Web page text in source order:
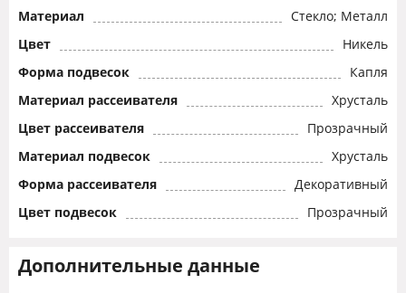
Материал
Стекло; Металл
Цвет
Никель
Форма подвесок
Капля
Материал рассеивателя
Хрусталь
Цвет рассеивателя
Прозрачный
Материал подвесок
Хрусталь
Форма рассеивателя
Декоративный
Цвет подвесок
Прозрачный
Дополнительные данные